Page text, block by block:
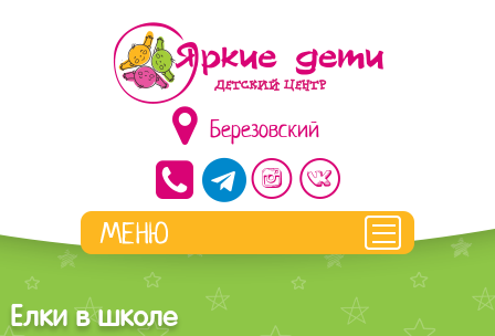
Березовский
Елки в школе